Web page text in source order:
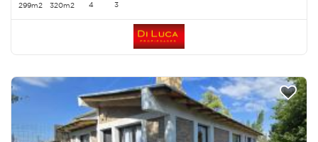
299m2 320m2 4 3